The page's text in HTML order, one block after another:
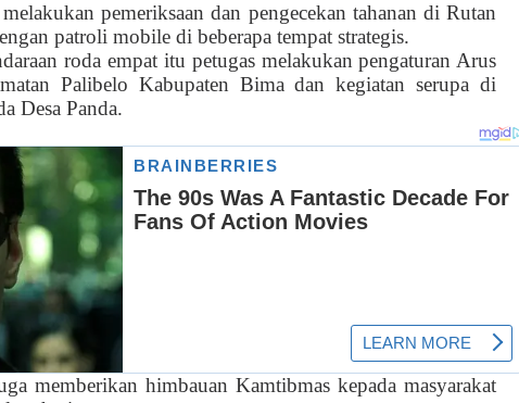
pemeriksaan dan pengecekan tahanan di Rutan
patroli mobile di beberapa tempat strategis.
roda empat itu petugas melakukan pengaturan Arus
Palibelo Kabupaten Bima dan kegiatan serupa di
Desa Panda.
memberikan himbauan Kamtibmas kepada masyarakat